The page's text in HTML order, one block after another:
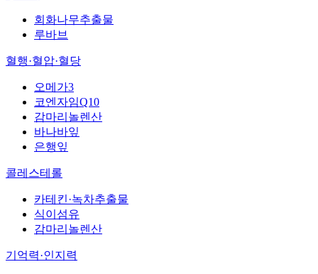
회화나무추출물
루바브
혈행·혈압·혈당
오메가3
코엔자임Q10
감마리놀렌산
바나바잎
은행잎
콜레스테롤
카테킨·녹차추출물
식이섬유
감마리놀렌산
기억력·인지력